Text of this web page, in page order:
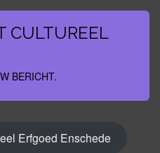
CULTUREEL
BERICHT.
Erfgoed Enschede